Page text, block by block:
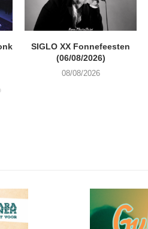
SIGLO XX Fonnefeesten
(06/08/2026)
08/08/2026